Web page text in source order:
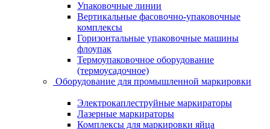
Упаковочные линии
Вертикальные фасовочно-упаковочные
комплексы
Горизонтальные упаковочные машины
флоупак
Термоупаковочное оборудование
(термоусадочное)
Оборудование для промышленной маркировки
Электрокаплеструйные маркираторы
Лазерные маркираторы
Комплексы для маркировки яйца